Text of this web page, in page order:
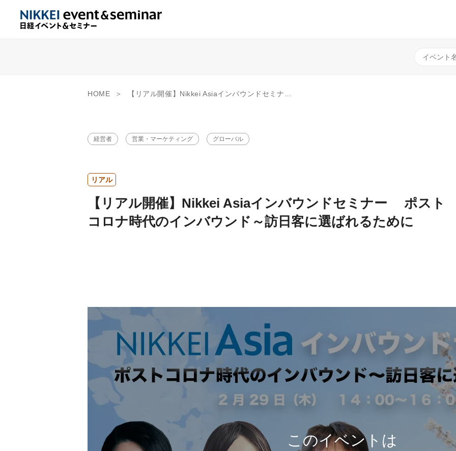
HOME 【リアル開催】Nikkei Asiaインバウンドセミナー ポストコロナ時代のインバウンド～訪日客に選ばれるために
経営者 営業・マーケティング グローバル
リアル
【リアル開催】Nikkei Asiaインバウンドセミナー ポスト
コロナ時代のインバウンド～訪日客に選ばれるために